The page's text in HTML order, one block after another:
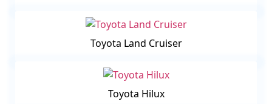
Toyota Land Cruiser
Toyota Hilux